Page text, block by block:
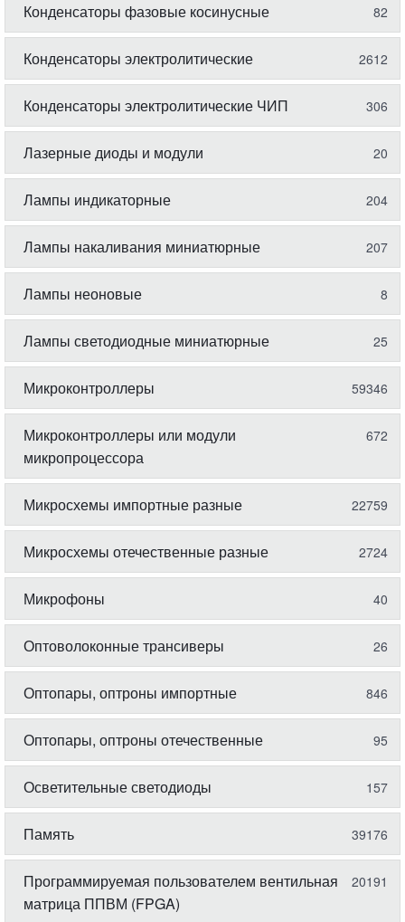
Конденсаторы фазовые косинусные 82
Конденсаторы электролитические 2612
Конденсаторы электролитические ЧИП 306
Лазерные диоды и модули 20
Лампы индикаторные 204
Лампы накаливания миниатюрные 207
Лампы неоновые 8
Лампы светодиодные миниатюрные 25
Микроконтроллеры 59346
Микроконтроллеры или модули
микропроцессора
672
Микросхемы импортные разные 22759
Микросхемы отечественные разные 2724
Микрофоны 40
Оптоволоконные трансиверы 26
Оптопары, оптроны импортные 846
Оптопары, оптроны отечественные 95
Осветительные светодиоды 157
Память 39176
Программируемая пользователем вентильная
матрица ППВМ (FPGA)
20191